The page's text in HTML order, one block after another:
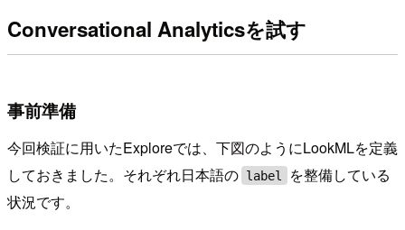
Conversational Analyticsを試す
事前準備
今回検証に用いたExploreでは、下図のようにLookMLを定義
しておきました。それぞれ日本語の label
を整備している
状況です。